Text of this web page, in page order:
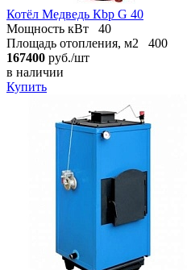
Котёл Медведь Кbр G 40
Мощность кВт
40
Площадь отопления, м2
400
167400 руб./шт
в наличии
Купить